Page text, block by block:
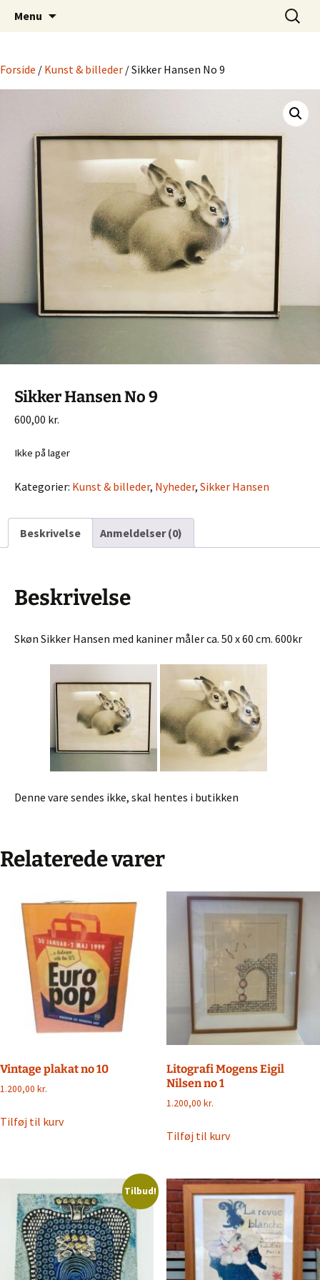
Retro-Shoppen.DK
Dansk Design fra 1940 til 1980
Menu
Søg
efter:
Forside / Kunst & billeder / Sikker Hansen No 9
Sikker Hansen No 9
600,00 kr.
Ikke på lager
Kategorier: Kunst & billeder, Nyheder, Sikker Hansen
Beskrivelse Anmeldelser (0)
Beskrivelse
Skøn Sikker Hansen med kaniner måler ca. 50 x 60 cm. 600kr
Denne vare sendes ikke, skal hentes i butikken
Relaterede varer
Vintage plakat no 10
1.200,00 kr.
Tilføj til kurv
Litografi Mogens Eigil
Nilsen no 1
1.200,00 kr.
Tilføj til kurv
Tilbud!